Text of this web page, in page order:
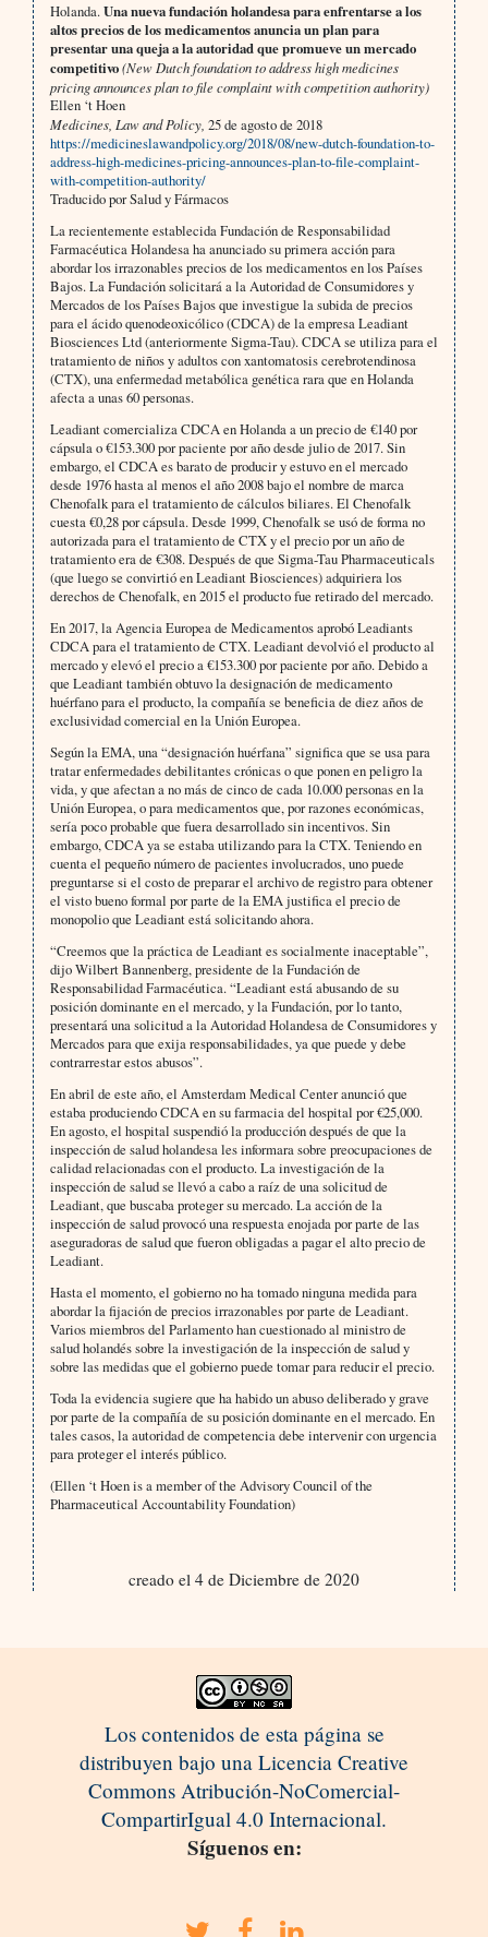
Holanda.Una nueva fundación holandesa para enfrentarse a los
altos precios de los medicamentos anuncia un plan para
presentar una queja a la autoridad que promueve un mercado
competitivo(New Dutch foundation to address high medicines
pricing announces plan to file complaint with competition authority)
Ellen ‘t Hoen
Medicines, Law and Policy, 25 de agosto de 2018
https://medicineslawandpolicy.org/2018/08/new-dutch-foundation-to-
address-high-medicines-pricing-announces-plan-to-file-complaint-
with-competition-authority/
Traducido por Salud y Fármacos
La recientemente establecida Fundación de Responsabilidad
Farmacéutica Holandesa ha anunciado su primera acción para
abordar los irrazonables precios de los medicamentos en los Países
Bajos. La Fundación solicitará a la Autoridad de Consumidores y
Mercados de los Países Bajos que investigue la subida de precios
para el ácido quenodeoxicólico (CDCA) de la empresa Leadiant
Biosciences Ltd (anteriormente Sigma-Tau). CDCA se utiliza para el
tratamiento de niños y adultos con xantomatosis cerebrotendinosa
(CTX), una enfermedad metabólica genética rara que en Holanda
afecta a unas 60 personas.
Leadiant comercializa CDCA en Holanda a un precio de €140 por
cápsula o €153.300 por paciente por año desde julio de 2017. Sin
embargo, el CDCA es barato de producir y estuvo en el mercado
desde 1976 hasta al menos el año 2008 bajo el nombre de marca
Chenofalk para el tratamiento de cálculos biliares. El Chenofalk
cuesta €0,28 por cápsula. Desde 1999, Chenofalk se usó de forma no
autorizada para el tratamiento de CTX y el precio por un año de
tratamiento era de €308. Después de que Sigma-Tau Pharmaceuticals
(que luego se convirtió en Leadiant Biosciences) adquiriera los
derechos de Chenofalk, en 2015 el producto fue retirado del mercado.
En 2017, la Agencia Europea de Medicamentos aprobó Leadiants
CDCA para el tratamiento de CTX. Leadiant devolvió el producto al
mercado y elevó el precio a €153.300 por paciente por año. Debido a
que Leadiant también obtuvo la designación de medicamento
huérfano para el producto, la compañía se beneficia de diez años de
exclusividad comercial en la Unión Europea.
Según la EMA, una “designación huérfana” significa que se usa para
tratar enfermedades debilitantes crónicas o que ponen en peligro la
vida, y que afectan a no más de cinco de cada 10.000 personas en la
Unión Europea, o para medicamentos que, por razones económicas,
sería poco probable que fuera desarrollado sin incentivos. Sin
embargo, CDCA ya se estaba utilizando para la CTX. Teniendo en
cuenta el pequeño número de pacientes involucrados, uno puede
preguntarse si el costo de preparar el archivo de registro para obtener
el visto bueno formal por parte de la EMA justifica el precio de
monopolio que Leadiant está solicitando ahora.
“Creemos que la práctica de Leadiant es socialmente inaceptable”,
dijo Wilbert Bannenberg, presidente de la Fundación de
Responsabilidad Farmacéutica. “Leadiant está abusando de su
posición dominante en el mercado, y la Fundación, por lo tanto,
presentará una solicitud a la Autoridad Holandesa de Consumidores y
Mercados para que exija responsabilidades, ya que puede y debe
contrarrestar estos abusos”.
En abril de este año, el Amsterdam Medical Center anunció que
estaba produciendo CDCA en su farmacia del hospital por €25,000.
En agosto, el hospital suspendió la producción después de que la
inspección de salud holandesa les informara sobre preocupaciones de
calidad relacionadas con el producto. La investigación de la
inspección de salud se llevó a cabo a raíz de una solicitud de
Leadiant, que buscaba proteger su mercado. La acción de la
inspección de salud provocó una respuesta enojada por parte de las
aseguradoras de salud que fueron obligadas a pagar el alto precio de
Leadiant.
Hasta el momento, el gobierno no ha tomado ninguna medida para
abordar la fijación de precios irrazonables por parte de Leadiant.
Varios miembros del Parlamento han cuestionado al ministro de
salud holandés sobre la investigación de la inspección de salud y
sobre las medidas que el gobierno puede tomar para reducir el precio.
Toda la evidencia sugiere que ha habido un abuso deliberado y grave
por parte de la compañía de su posición dominante en el mercado. En
tales casos, la autoridad de competencia debe intervenir con urgencia
para proteger el interés público.
(Ellen ‘t Hoen is a member of the Advisory Council of the
Pharmaceutical Accountability Foundation)
creado el 4 de Diciembre de 2020
Los contenidos de esta página se
distribuyen bajo una Licencia Creative
Commons Atribución-NoComercial-
CompartirIgual 4.0 Internacional.
Síguenos en: